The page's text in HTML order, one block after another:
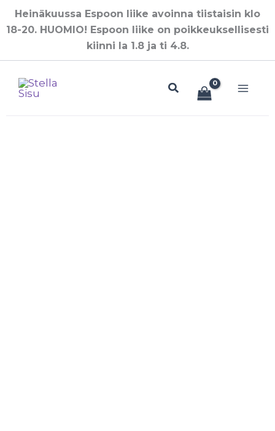
Siirry
sisältöön
Heinäkuussa Espoon liike avoinna tiistaisin klo
18-20. HUOMIO! Espoon liike on poikkeuksellisesti
kiinni la 1.8 ja ti 4.8.
Hae